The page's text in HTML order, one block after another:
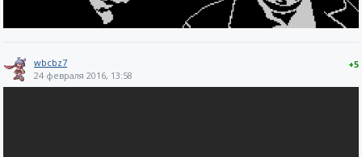
+5
wbcbz7
24 февраля 2016, 13:58